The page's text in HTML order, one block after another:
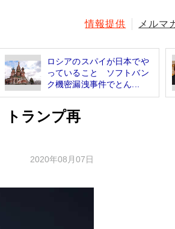
情報提供 メルマ
ロシアのスパイが日本でや
っていること ソフトバン
ク機密漏洩事件でとん...
ランプ再
2020年08月07日